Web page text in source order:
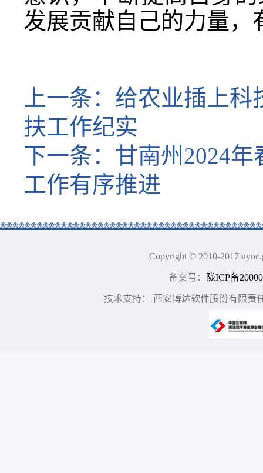
发展贡献自己的力量，
上一条： 给农业插上
扶工作纪实
下一条： 甘南州2024
工作有序推进
Copyright © 2010-2017
备案号： 陇ICP备
技术支持： 西安博达软件股份有限责